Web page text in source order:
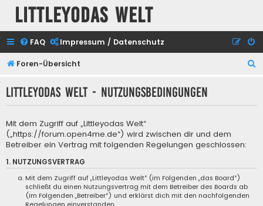
Littleyodas Welt
FAQ Impressum / Datenschutz
Foren-Übersicht
h
Littleyodas Welt - Nutzungsbedingungen
Mit dem Zugriff auf „Littleyodas Welt“
(„https://forum.open4me.de“) wird zwischen dir und dem
Betreiber ein Vertrag mit folgenden Regelungen geschlossen:
1. NUTZUNGSVERTRAG
Mit dem Zugriff auf „Littleyodas Welt“ (im Folgenden „das Board“)
schließt du einen Nutzungsvertrag mit dem Betreiber des Boards ab
(im Folgenden „Betreiber“) und erklärst dich mit den nachfolgenden
Regelungen einverstanden.